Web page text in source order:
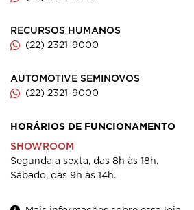
RECURSOS HUMANOS
(22) 2321-9000
AUTOMOTIVE SEMINOVOS
(22) 2321-9000
HORÁRIOS DE FUNCIONAMENTO
SHOWROOM
Segunda a sexta, das 8h às 18h.
Sábado, das 9h às 14h.